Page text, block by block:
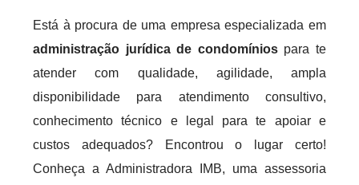
Está à procura de uma empresa especializada em
administração jurídica de condomínios para te
atender com qualidade, agilidade, ampla
disponibilidade para atendimento consultivo,
conhecimento técnico e legal para te apoiar e
custos adequados? Encontrou o lugar certo!
Conheça a Administradora IMB, uma assessoria